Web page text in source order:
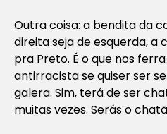
Outra coisa: a bendita da
direita seja de esquerda, a
pra Preto. É o que nos
antirracista se quiser ser
galera. Sim, terá de ser
muitas vezes. Serás o